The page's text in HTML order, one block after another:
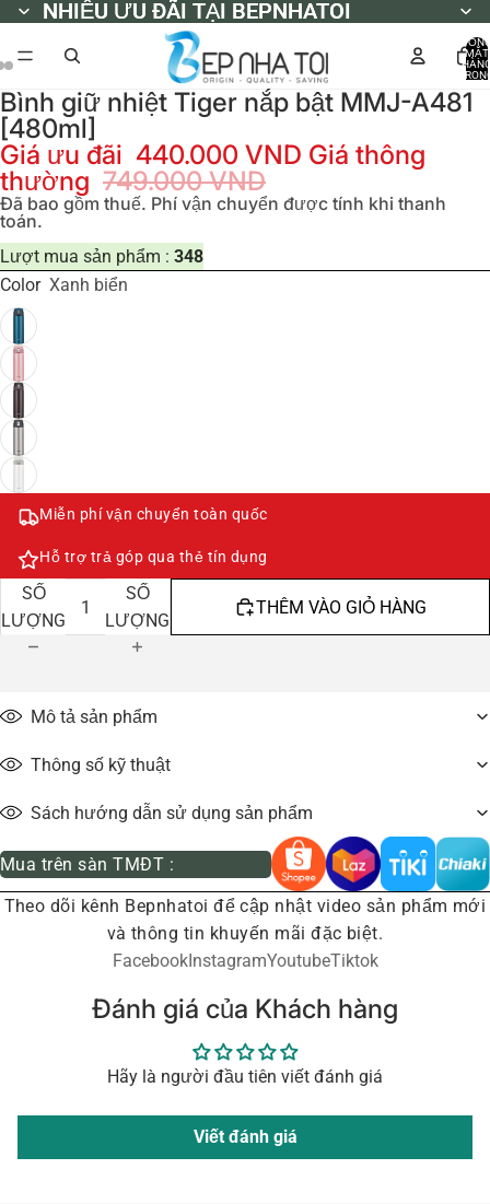
NHIỀU ƯU ĐÃI TẠI BEPNHATOI
NHIỀU ƯU ĐÃI TẠI BEPNHATOI
MẶT
Bình giữ nhiệt Tiger nắp bật MMJ-A481
[480ml]
Giá ưu đãi 440.000 VND Giá thông
thường 749.000 VND
Đã bao gồm thuế. Phí vận chuyển được tính khi thanh
toán.
Lượt mua sản phẩm : 348
Color Xanh biển
Miễn phí vận chuyển toàn quốc
Hỗ trợ trả góp qua thẻ tín dụng
GIẢM
SỐ
LƯỢNG
TĂNG
SỐ
LƯỢNG
THÊM VÀO GIỎ HÀNG
Mô tả sản phẩm
Thông số kỹ thuật
Sách hướng dẫn sử dụng sản phẩm
Mua trên sàn TMĐT :
Theo dõi kênh Bepnhatoi để cập nhật video sản phẩm mới
và thông tin khuyến mãi đặc biệt.
FacebookInstagramYoutubeTiktok
Đánh giá của Khách hàng
Hãy là người đầu tiên viết đánh giá
Viết đánh giá